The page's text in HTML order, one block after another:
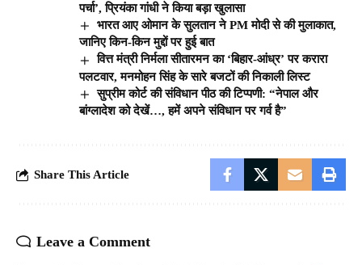
पर्चा’, प्रियंका गांधी ने किया बड़ा खुलासा
भारत आए ओमान के सुलतान ने PM मोदी से की मुलाकात,
जानिए किन-किन मुद्दों पर हुई बात
वित्त मंत्री निर्मला सीतारमन का ‘बिहार-आंध्र’ पर करारा
पलटवार, मनमोहन सिंह के सारे बजटों की निकाली लिस्ट
सुप्रीम कोर्ट की संविधान पीठ की टिप्पणी: “नेपाल और
बांग्लादेश को देखें…, हमें अपने संविधान पर गर्व है”
Share This Article
Leave a Comment